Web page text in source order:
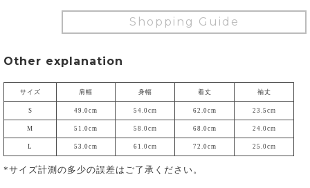
Shopping Guide
Other explanation
サイズ 肩幅 身幅 着丈 袖丈
S 49.0cm 54.0cm 62.0cm 23.5cm
M 51.0cm 58.0cm 68.0cm 24.0cm
L 53.0cm 61.0cm 72.0cm 25.0cm
*サイズ計測の多少の誤差はご了承ください。